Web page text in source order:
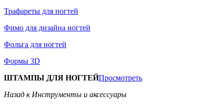
Трафареты для ногтей
Фимо для дизайна ногтей
Фольга для ногтей
Формы 3D
ШТАМПЫ ДЛЯ НОГТЕЙПросмотреть
Назад к Инструменты и аксессуары